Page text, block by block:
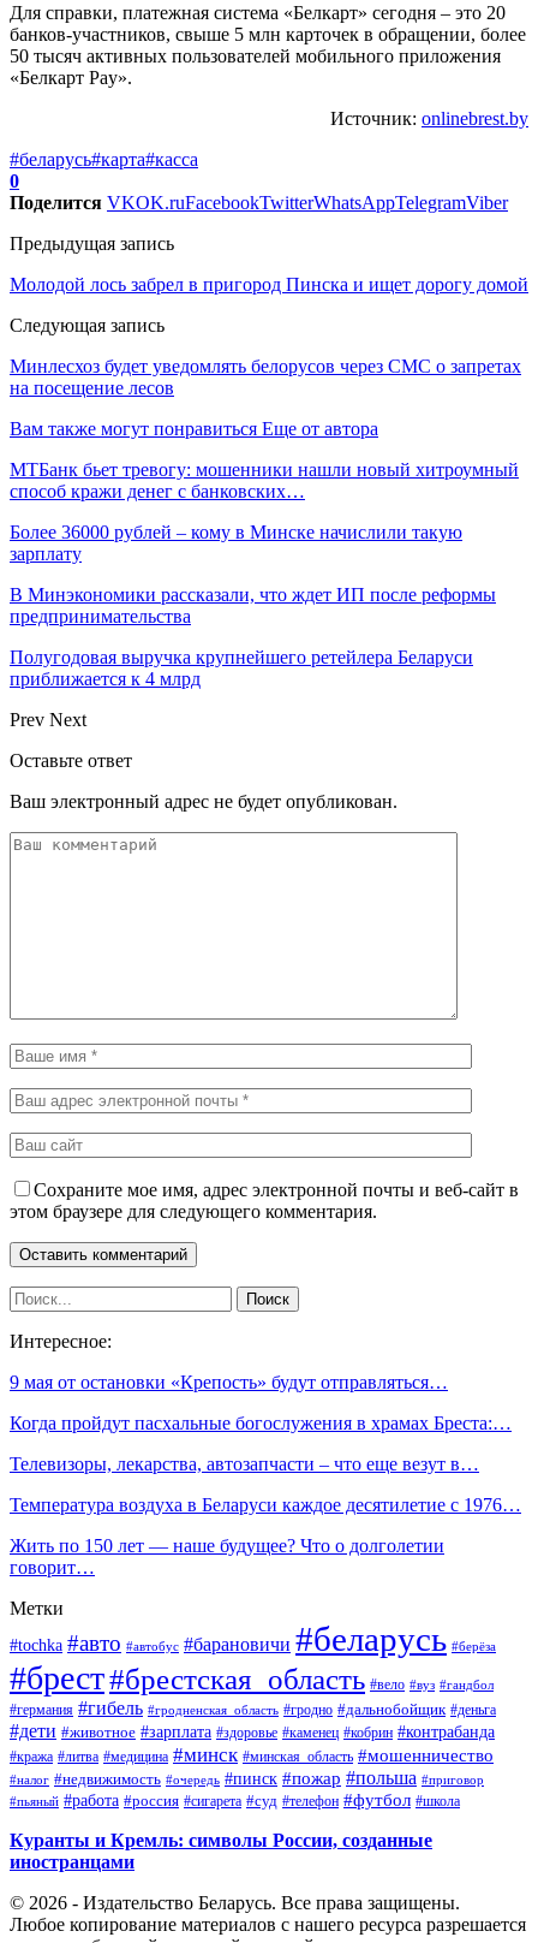
Для справки, платежная система «Белкарт» сегодня – это 20
банков-участников, свыше 5 млн карточек в обращении, более
50 тысяч активных пользователей мобильного приложения
«Белкарт Pay».
Источник: onlinebrest.by
#беларусь#карта#касса
0
Поделится VKOK.ruFacebookTwitterWhatsAppTelegramViber
Предыдущая запись
Молодой лось забрел в пригород Пинска и ищет дорогу домой
Следующая запись
Минлесхоз будет уведомлять белорусов через СМС о запретах
на посещение лесов
Вам также могут понравиться Еще от автора
МТБанк бьет тревогу: мошенники нашли новый хитроумный
способ кражи денег с банковских…
Более 36000 рублей – кому в Минске начислили такую
зарплату
В Минэкономики рассказали, что ждет ИП после реформы
предпринимательства
Полугодовая выручка крупнейшего ретейлера Беларуси
приближается к 4 млрд
Prev Next
Оставьте ответ
Ваш электронный адрес не будет опубликован.
Сохраните мое имя, адрес электронной почты и веб-сайт в
этом браузере для следующего комментария.
Интересное:
9 мая от остановки «Крепость» будут отправляться…
Когда пройдут пасхальные богослужения в храмах Бреста:…
Телевизоры, лекарства, автозапчасти – что еще везут в…
Температура воздуха в Беларуси каждое десятилетие с 1976…
Жить по 150 лет — наше будущее? Что о долголетии
говорит…
Метки
#tochka #авто #автобус #барановичи #беларусь #берёза
#брест#брестская_область #вело #вуз #гандбол
#германия #гибель #гродненская_область #гродно #дальнобойщик #деньга
#дети #животное #зарплата #здоровье #каменец #кобрин #контрабанда
#кража #литва #медицина #минск #минская_область #мошенничество
#налог #недвижимость #очередь #пинск #пожар #польша #приговор
#пьяный #работа #россия #сигарета #суд #телефон #футбол #школа
Куранты и Кремль: символы России, созданные
иностранцами
© 2026 - Издательство Беларусь. Все права защищены.
Любое копирование материалов с нашего ресурса разрешается